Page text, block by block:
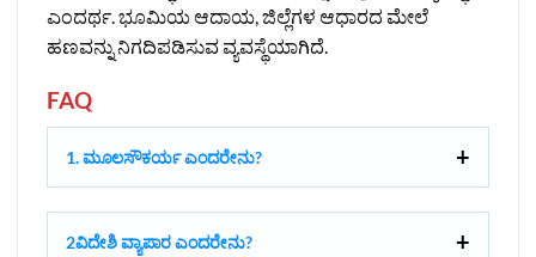
ಎಂದರ್ಥ. ಭೂಮಿಯ ಆದಾಯ, ಜಿಲ್ಲೆಗಳ ಆಧಾರದ ಮೇಲೆ
ಹಣವನ್ನು ನಿಗದಿಪಡಿಸುವ ವ್ಯವಸ್ಥೆಯಾಗಿದೆ.
FAQ
1. ಮೂಲಸೌಕರ್ಯ ಎಂದರೇನು?
2ವಿದೇಶಿ ವ್ಯಾಪಾರ ಎಂದರೇನು?